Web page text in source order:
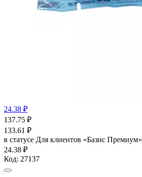
24.38 ₽
137.75 ₽
133.61 ₽
в статусе Для клиентов «Базис Премиум»
24.38 ₽
Код: 27137